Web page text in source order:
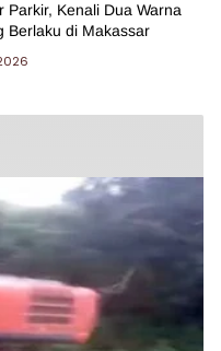
Parkir, Kenali Dua Warna
Berlaku di Makassar